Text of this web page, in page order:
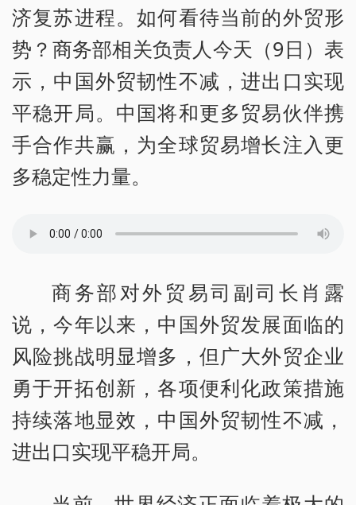
济复苏进程。如何看待当前的外贸形
势？商务部相关负责人今天（9日）表
示，中国外贸韧性不减，进出口实现
平稳开局。中国将和更多贸易伙伴携
手合作共赢，为全球贸易增长注入更
多稳定性力量。
商务部对外贸易司副司长肖露
说，今年以来，中国外贸发展面临的
风险挑战明显增多，但广大外贸企业
勇于开拓创新，各项便利化政策措施
持续落地显效，中国外贸韧性不减，
进出口实现平稳开局。